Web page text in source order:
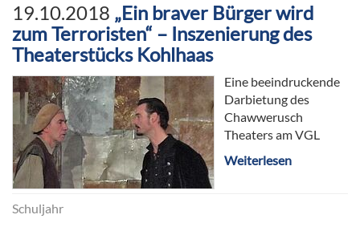
19.10.2018 „Ein braver Bürger wird
zum Terroristen“ – Inszenierung des
Theaterstücks Kohlhaas
Eine beeindruckende
Darbietung des
Chawwerusch
Theaters am VGL
Weiterlesen
Schuljahr